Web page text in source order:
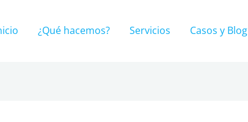
¿Qué hacemos? Servicios Casos y Blog